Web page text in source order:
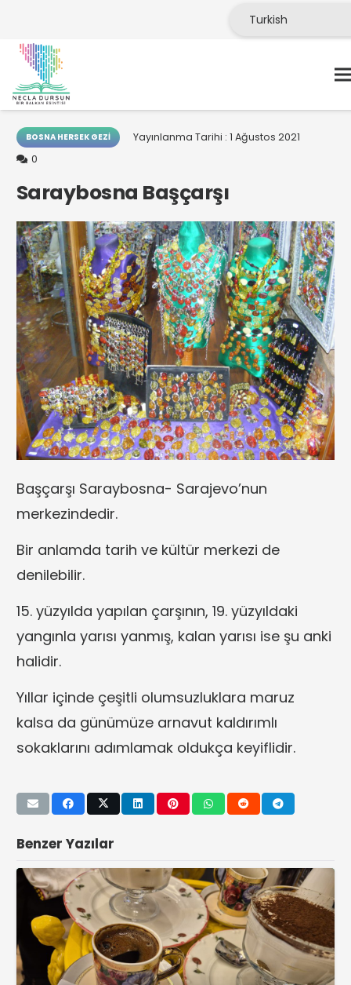
BOSNA HERSEK GEZI Yayınlanma Tarihi : 1 Ağustos 2021
0
Saraybosna Başçarşı
Başçarşı Saraybosna- Sarajevo’nun
merkezindedir.
Bir anlamda tarih ve kültür merkezi de
denilebilir.
15. yüzyılda yapılan çarşının, 19. yüzyıldaki
yangınla yarısı yanmış, kalan yarısı ise şu anki
halidir.
Yıllar içinde çeşitli olumsuzluklara maruz
kalsa da günümüze arnavut kaldırımlı
sokaklarını adımlamak oldukça keyiflidir.
Benzer Yazılar